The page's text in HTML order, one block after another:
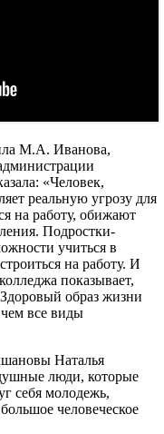
М.А. Иванова,
«Человек,
реальную угрозу для
на работу, обижают
Подростки-
учиться в
на работу. И
показывает,
образ жизни
все виды
Наталья
люди, которые
себя молодежь,
человеческое